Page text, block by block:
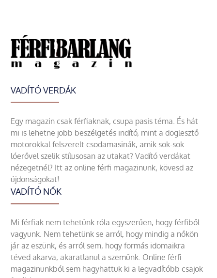
VADÍTÓ VERDÁK
Egy magazin csak férfiaknak, csupa pasis téma. És hát
mi is lehetne jobb beszélgetés indító, mint a döglesztő
motorokkal felszerelt csodamasinák, amik sok-sok
lóerővel szelik stílusosan az utakat? Vadító verdákat
nézegetnél? Itt az online férfi magazinunk, kövesd az
újdonságokat!
VADÍTÓ NŐK
Mi férfiak nem tehetünk róla egyszerűen, hogy férfiből
vagyunk. Nem tehetünk se arról, hogy mindig a nőkön
jár az eszünk, és arról sem, hogy formás idomaikra
téved akarva, akaratlanul a szemünk. Online férfi
magazinunkból sem hagyhattuk ki a legvadítóbb csajok